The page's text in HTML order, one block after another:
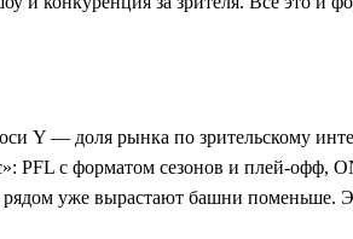
Y — доля рынка по зрительскому
PFL с форматом сезонов и плей-
уже вырастают башни поменьше.